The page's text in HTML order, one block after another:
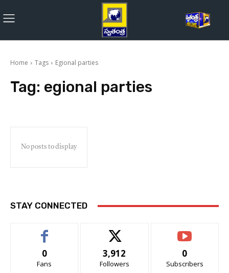
Home Tags Egional parties
Tag: egional parties
No posts to display
STAY CONNECTED
0
Fans
3,912
Followers
0
Subscribers